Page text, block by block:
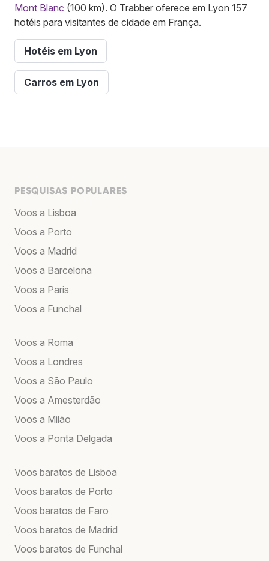
Mont Blanc (100 km). O Trabber oferece em Lyon 157
hotéis para visitantes de cidade em França.
Hotéis em Lyon
Carros em Lyon
PESQUISAS POPULARES
Voos a Lisboa
Voos a Porto
Voos a Madrid
Voos a Barcelona
Voos a Paris
Voos a Funchal
Voos a Roma
Voos a Londres
Voos a São Paulo
Voos a Amesterdão
Voos a Milão
Voos a Ponta Delgada
Voos baratos de Lisboa
Voos baratos de Porto
Voos baratos de Faro
Voos baratos de Madrid
Voos baratos de Funchal